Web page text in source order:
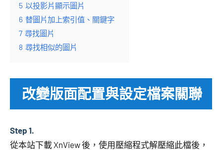
5 以投影片顯示圖片
6 替圖片加上索引值、關鍵字
7 尋找圖片
8 尋找相似的圖片
改變版面配置與設定檔案關聯
Step 1.
從本站下載 XnView 後，使用壓縮程式解壓縮此檔後，